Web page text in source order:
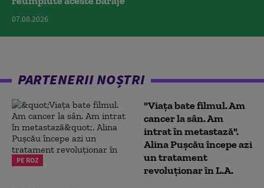
07.08.2026
PARTENERII NOȘTRI
PE ROZ
"Viața bate filmul. Am
cancer la sân. Am
intrat în metastază".
Alina Pușcău începe azi
un tratament
revoluționar în L.A.